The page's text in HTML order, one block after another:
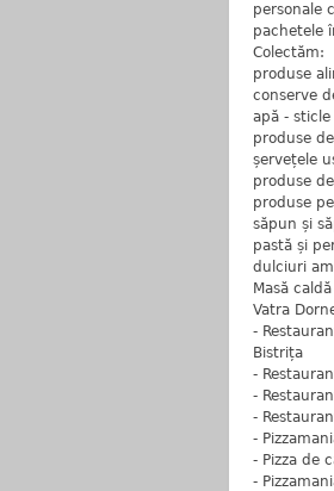
personale
pachetele
Colectăm:
produse
conserve
apă -
produse
șervețele
produse
produse
săpun și
pastă și
dulciuri
Masă
Vatra
-
Bistrița
-
-
-
-
- Pizza de
-